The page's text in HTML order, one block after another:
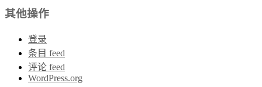
其他操作
登录
条目 feed
评论 feed
WordPress.org